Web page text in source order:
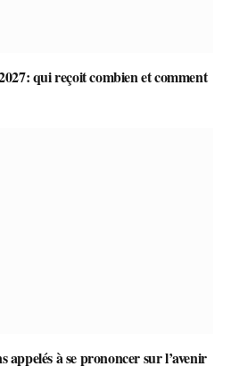
qui reçoit combien et comment
à se prononcer sur l’avenir